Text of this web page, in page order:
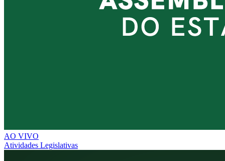
AO VIVO
Atividades Legislativas